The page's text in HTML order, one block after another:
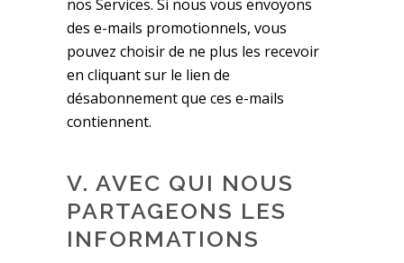
nos Services. Si nous vous envoyons
des e-mails promotionnels, vous
pouvez choisir de ne plus les recevoir
en cliquant sur le lien de
désabonnement que ces e-mails
contiennent.
V. AVEC QUI NOUS
PARTAGEONS LES
INFORMATIONS